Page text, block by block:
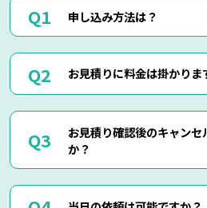
申し込み方法は？
くださいませ。
お電話・メール・LINEにてご予約
ご相談の際にご依頼作業の詳細や
して頂けましたら簡易お見積りも
お客様に分かりやすくご説明させ
お見積りに料金は掛かりま
りますのでご安心してご相談くだ
現地にて現物を確認しないと正確
もございますので、お電話・メー
は、簡易お見積りを出させて頂き
正確なお見積りをご希望の場合は
お見積り確認後のキャンセ
か？